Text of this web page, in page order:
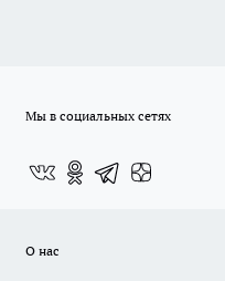
Мы в социальных сетях
О нас